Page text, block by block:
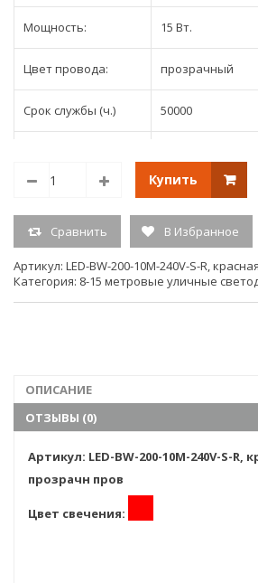
Мощность: 15 Вт.
Цвет провода: прозрачный
Срок службы (ч.) 50000
доп.описание
Расстояние
см.
Напряжение 220V
Размер 10м.
Единица измерения
(ед.изм.)
Гарантия:
Купить
Сравнить В Избранное
Артикул: LED-BW-200-10M-240V-S-R,
Категория: 8-15 метровые уличные
ОПИСАНИЕ
ОТЗЫВЫ (0)
Артикул: LED-BW-200-10M-240V-S-R,
прозрачн пров
Цвет свечения: